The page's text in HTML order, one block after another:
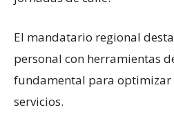
El mandatario regional
personal con herramientas
fundamental para optimizar
servicios.